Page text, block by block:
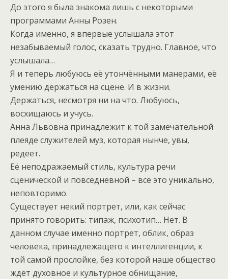
До этого я была знакома лишь с некоторыми
программами Анны Розен.
Когда именно, я впервые услышала этот
незабываемый голос, сказать трудно. Главное, что
услышала…
Я и теперь любуюсь её утончёнными манерами, её
умению держаться на сцене. И в жизни.
Держаться, несмотря ни на что. Любуюсь,
восхищаюсь и учусь.
Анна Львовна принадлежит к той замечательной
плеяде служителей муз, которая нынче, увы,
редеет.
Её неподражаемый стиль, культура речи
сценической и повседневной – всё это уникально,
неповторимо.
Существует некий портрет, или, как сейчас
принято говорить: типаж, психотип… Нет. В
данном случае именно портрет, облик, образ
человека, принадлежащего к интеллигенции, к
той самой прослойке, без которой наше общество
ждёт духовное и культурное обнищание,